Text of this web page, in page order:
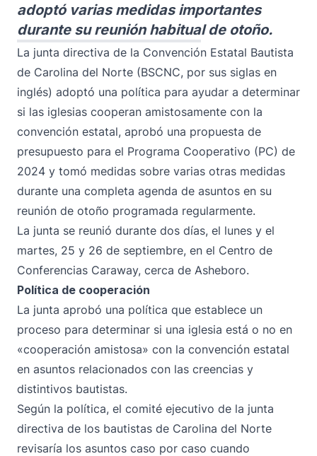
adoptó varias medidas importantes
durante su reunión habitual de otoño.
La junta directiva de la Convención Estatal Bautista
de Carolina del Norte (BSCNC, por sus siglas en
inglés) adoptó una política para ayudar a determinar
si las iglesias cooperan amistosamente con la
convención estatal, aprobó una propuesta de
presupuesto para el Programa Cooperativo (PC) de
2024 y tomó medidas sobre varias otras medidas
durante una completa agenda de asuntos en su
reunión de otoño programada regularmente.
La junta se reunió durante dos días, el lunes y el
martes, 25 y 26 de septiembre, en el Centro de
Conferencias Caraway, cerca de Asheboro.
Política de cooperación
La junta aprobó una política que establece un
proceso para determinar si una iglesia está o no en
«cooperación amistosa» con la convención estatal
en asuntos relacionados con las creencias y
distintivos bautistas.
Según la política, el comité ejecutivo de la junta
directiva de los bautistas de Carolina del Norte
revisaría los asuntos caso por caso cuando